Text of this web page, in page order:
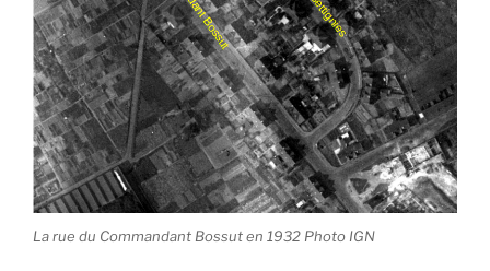
La rue du Commandant Bossut en 1932 Photo IGN